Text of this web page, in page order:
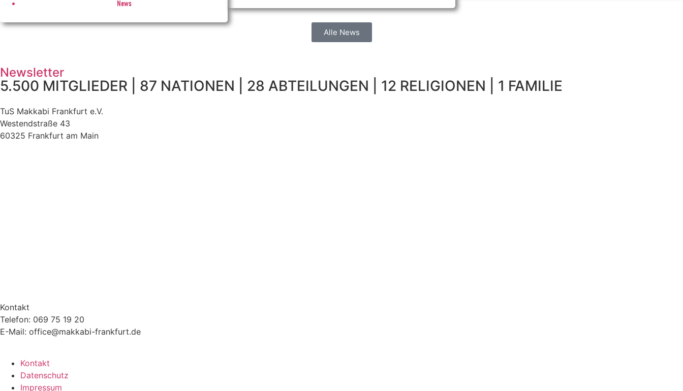
News
Alle News
Newsletter
5.500 MITGLIEDER | 87 NATIONEN | 28 ABTEILUNGEN | 12 RELIGIONEN | 1 FAMILIE
TuS Makkabi Frankfurt e.V.
Westendstraße 43
60325 Frankfurt am Main
Kontakt
Telefon: 069 75 19 20
E-Mail: office@makkabi-frankfurt.de
Kontakt
Datenschutz
Impressum